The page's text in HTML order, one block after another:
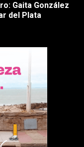
Gaita González
del Plata